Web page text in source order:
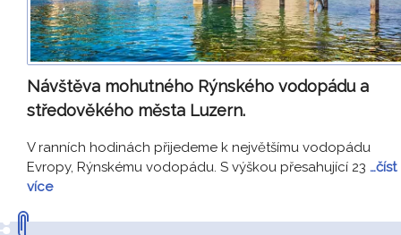
Návštěva mohutného Rýnského vodopádu a
středověkého města Luzern.
V ranních hodinách přijedeme k největšímu vodopádu
Evropy, Rýnskému vodopádu. S výškou přesahující 23 …číst
více